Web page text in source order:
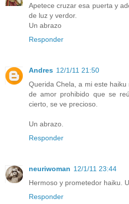
Apetece cruzar esa puerta y
de luz y verdor.
Un abrazo
Responder
Andres 12/1/11 21:50
Querida Chela, a mi este
de amor prohibido que se
cierto, se ve precioso.
Un abrazo.
Responder
neuriwoman 12/1/11 23:44
Hermoso y prometedor haiku.
Responder